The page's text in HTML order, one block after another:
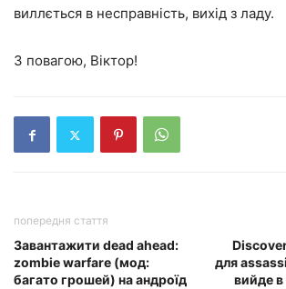
виллється в несправність, вихід з ладу.
З повагою, Віктор!
попередня стаття
Завантажити dead ahead:
zombie warfare (мод:
багато грошей) на андроїд
для
вийде в